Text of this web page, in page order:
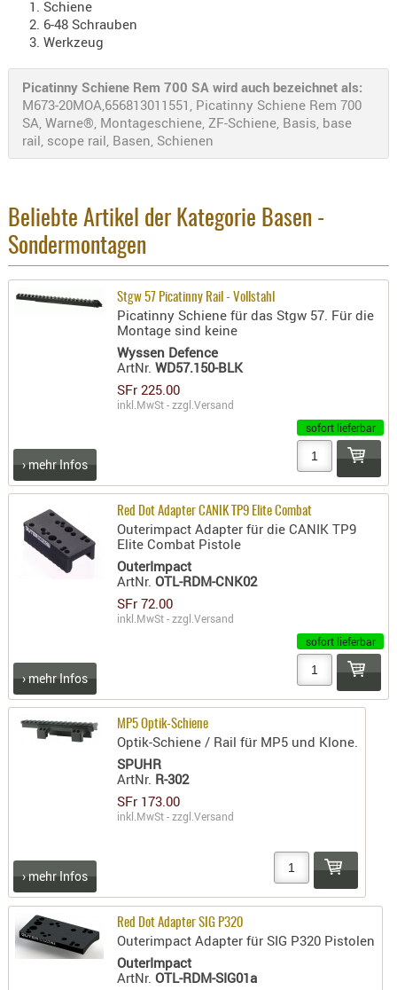
- single
TASCHEN
AUFSÄTZE
UND
BÜRSTEN
UND
REINIGER
ABZÜGE
Schiene
6-48 Schrauben
Werkzeug
Picatinny Schiene Rem 700 SA wird auch bezeichnet als:
M673-20MOA,656813011551, Picatinny Schiene Rem 700
SA, Warne®, Montageschiene, ZF-Schiene, Basis, base
rail, scope rail, Basen, Schienen
Beliebte Artikel der Kategorie Basen -
Sondermontagen
Stgw 57 Picatinny Rail - Vollstahl
Picatinny Schiene für das Stgw 57. Für die
Montage sind keine
Wyssen Defence
ArtNr.WD57.150-BLK
SFr 225.00
inkl.MwSt - zzgl.Versand
sofort lieferbar
› mehr Infos
Red Dot Adapter CANIK TP9 Elite Combat
Outerimpact Adapter für die CANIK TP9
Elite Combat Pistole
OuterImpact
ArtNr.OTL-RDM-CNK02
SFr 72.00
inkl.MwSt - zzgl.Versand
sofort lieferbar
› mehr Infos
MP5 Optik-Schiene
Optik-Schiene / Rail für MP5 und Klone.
SPUHR
ArtNr. R-302
SFr 173.00
inkl.MwSt - zzgl.Versand
› mehr Infos
Red Dot Adapter SIG P320
Outerimpact Adapter für SIG P320 Pistolen
OuterImpact
ArtNr.OTL-RDM-SIG01a